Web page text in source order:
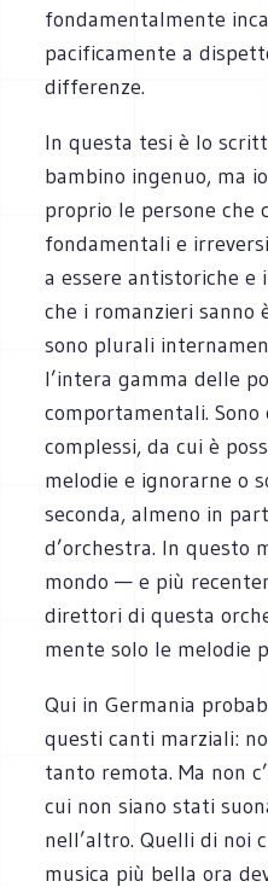
fondamentalmente
pacificamente a
differenze.
In questa tesi è lo
bambino ingenuo, ma
proprio le persone che
fondamentali e
a essere antistoriche e
che i romanzieri sanno
sono plurali
l’intera gamma delle
comportamentali.
complessi, da cui è
melodie e ignorarne o
seconda, almeno in
d’orchestra. In questo
mondo — e più
direttori di questa
mente solo le melodie
Qui in Germania
questi canti marziali:
tanto remota. Ma non
cui non siano stati
nell’altro. Quelli di noi
musica più bella ora